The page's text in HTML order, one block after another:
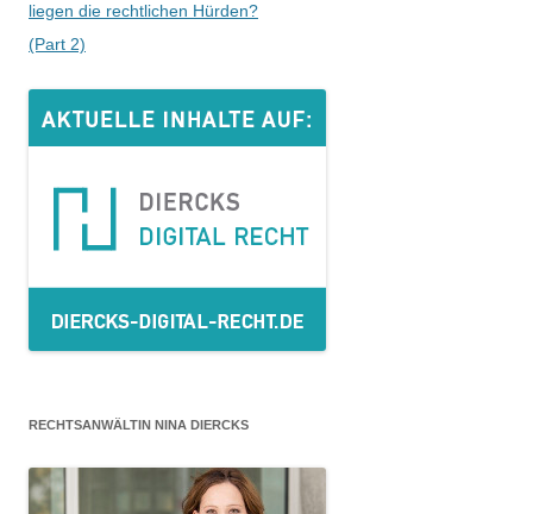
liegen die rechtlichen Hürden?
(Part 2)
RECHTSANWÄLTIN NINA DIERCKS